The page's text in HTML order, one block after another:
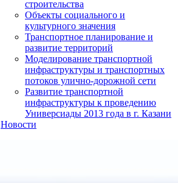
строительства
Объекты социального и
культурного значения
Транспортное планирование и
развитие территорий
Моделирование транспортной
инфраструктуры и транспортных
потоков улично-дорожной сети
Развитие транспортной
инфраструктуры к проведению
Универсиады 2013 года в г. Казани
Новости